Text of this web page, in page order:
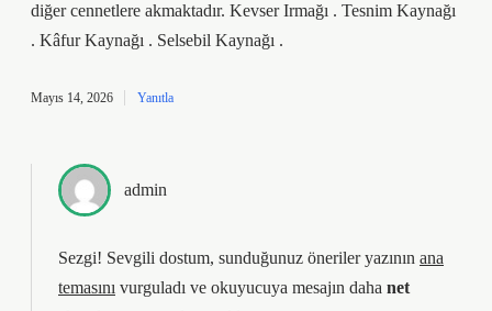
diğer cennetlere akmaktadır. Kevser Irmağı . Tesnim Kaynağı
. Kâfur Kaynağı . Selsebil Kaynağı .
Mayıs 14, 2026 Yanıtla
admin
Sezgi! Sevgili dostum, sunduğunuz öneriler yazının ana
temasını vurguladı ve okuyucuya mesajın daha net